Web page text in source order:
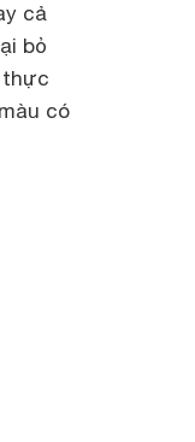
cả
bỏ
thực
có